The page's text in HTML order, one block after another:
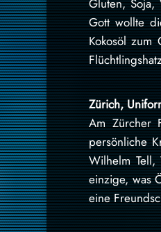
Gluten,
Gott wollte
Kokosöl zum
Zürich,
Am Zürcher
persönliche
Wilhelm
einzige, was
eine